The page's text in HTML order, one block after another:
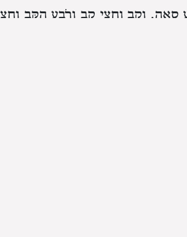
סְאָה. וְקַב וַחֲצִי קַב וְרֹבַע הַקַּב